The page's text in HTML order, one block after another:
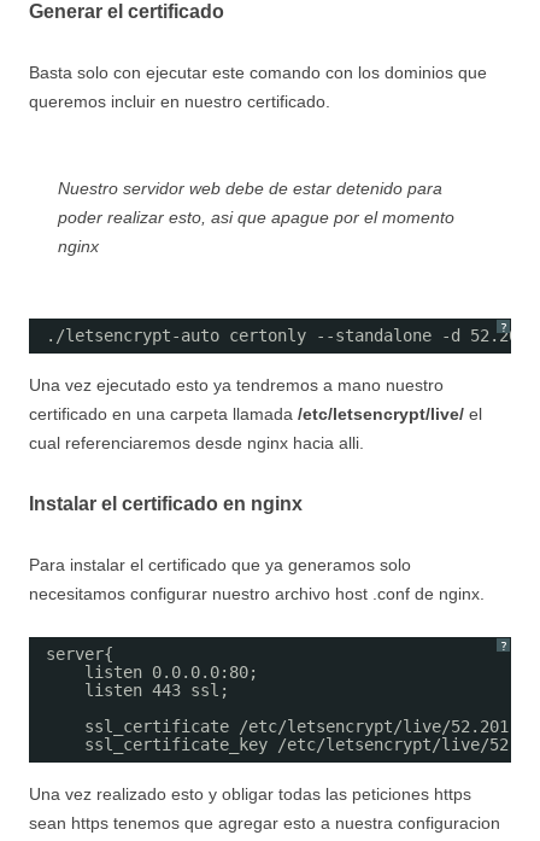
Generar el certificado
Basta solo con ejecutar este comando con los dominios que
queremos incluir en nuestro certificado.
Nuestro servidor web debe de estar detenido para
poder realizar esto, asi que apague por el momento
nginx
?
./letsencrypt-auto certonly --standalone -d
Una vez ejecutado esto ya tendremos a mano nuestro
certificado en una carpeta llamada /etc/letsencrypt/live/ el
cual referenciaremos desde nginx hacia alli.
Instalar el certificado en nginx
Para instalar el certificado que ya generamos solo
necesitamos configurar nuestro archivo host .conf de nginx.
?
server{
listen 0.0.0.0:80;
listen 443 ssl;
ssl_certificate /etc/letsencrypt/live/
ssl_certificate_key /etc/letsencrypt/live/
Una vez realizado esto y obligar todas las peticiones https
sean https tenemos que agregar esto a nuestra configuracion